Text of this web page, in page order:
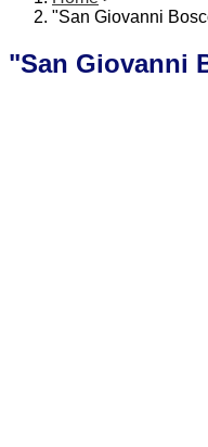
"San Giovanni
"San Giovanni